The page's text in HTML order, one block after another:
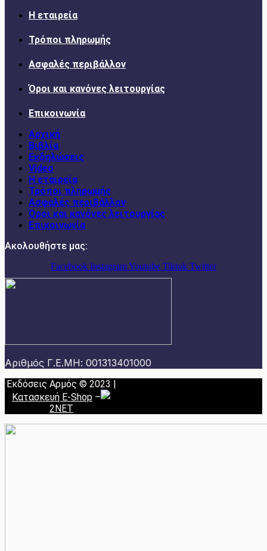
Η εταιρεία
Τρόποι πληρωμής
Ασφαλές περιβάλλον
Όροι και κανόνες λειτουργίας
Επικοινωνία
Αρχική
Βιβλία
Εκδηλώσεις
Video
Η εταιρεία
Τρόποι πληρωμής
Ασφαλές περιβάλλον
Όροι και κανόνες λειτουργίας
Επικοινωνία
Ακολουθήστε μας:
Facebook InstagramYoutube Tiktok Twitter
Αριθμός Γ.Ε.ΜΗ: 001313401000
Εκδόσεις Αρμός © 2023 |
Κατασκευή E-Shop –
2NET